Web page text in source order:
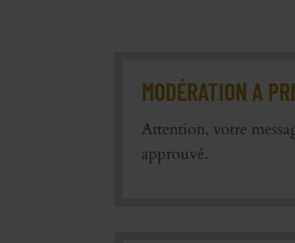
MODÉRATION A
Attention, votre
approuvé.